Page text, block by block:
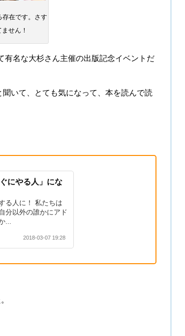
在です。さす
せん！
有名な大杉さん主催の出版記念イベントだ
いて、とても気になって、本を読んで読
にやる人」にな
る人に！ 私たちは
分以外の誰かにアド
...
2018-03-07 19:28